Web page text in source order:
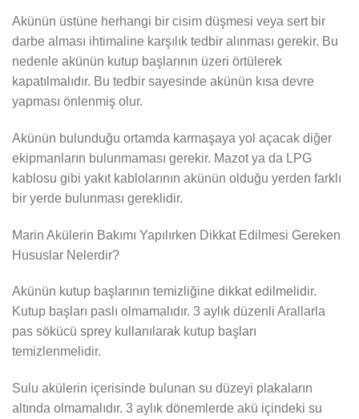
Akünün üstüne herhangi bir cisim düşmesi veya sert bir
darbe alması ihtimaline karşılık tedbir alınması gerekir. Bu
nedenle akünün kutup başlarının üzeri örtülerek
kapatılmalıdır. Bu tedbir sayesinde akünün kısa devre
yapması önlenmiş olur.
Akünün bulunduğu ortamda karmaşaya yol açacak diğer
ekipmanların bulunmaması gerekir. Mazot ya da LPG
kablosu gibi yakıt kablolarının akünün olduğu yerden farklı
bir yerde bulunması gereklidir.
Marin Akülerin Bakımı Yapılırken Dikkat Edilmesi Gereken
Hususlar Nelerdir?
Akünün kutup başlarının temizliğine dikkat edilmelidir.
Kutup başları paslı olmamalıdır. 3 aylık düzenli Arallarla
pas sökücü sprey kullanılarak kutup başları
temizlenmelidir.
Sulu akülerin içerisinde bulunan su düzeyi plakaların
altında olmamalıdır. 3 aylık dönemlerde akü içindeki su